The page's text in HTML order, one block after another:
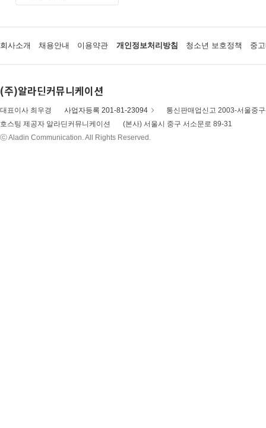
회사소개 채용안내 이용약관 개인정보처리방침 청소년 보호정책 중
(주)알라딘커뮤니케이션
대표이사 최우경 사업자등록 201-81-23094
통신판매업신고 2003-서울중
호스팅 제공자 알라딘커뮤니케이션
(본사) 서울시 중구 서소문로 89-31
ⓒ Aladin Communication. All Rights Reserved.